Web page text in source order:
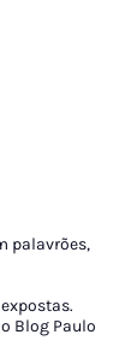
palavrões,
Blog Paulo